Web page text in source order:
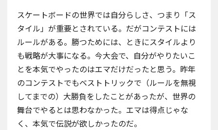
スケートボードの世界では自分らしさ、つまり「ス
タイル」が重要とされている。だがコンテストには
ルールがある。勝つためには、ときにスタイルより
も戦略が大事になる。今大会で、自分がやりたいこ
とを本気でやったのはエマだけだったと思う。昨年
のコンテストでもベストトリックで（ルールを無視
してまでの）大勝負をしたことがあったが、世界の
舞台でやるとは思わなかった。エマは得点じゃな
く、本気で伝説が欲しかったのだ。